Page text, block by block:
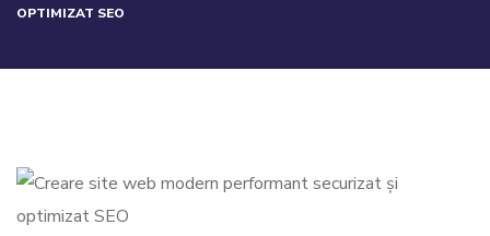
OPTIMIZAT SEO